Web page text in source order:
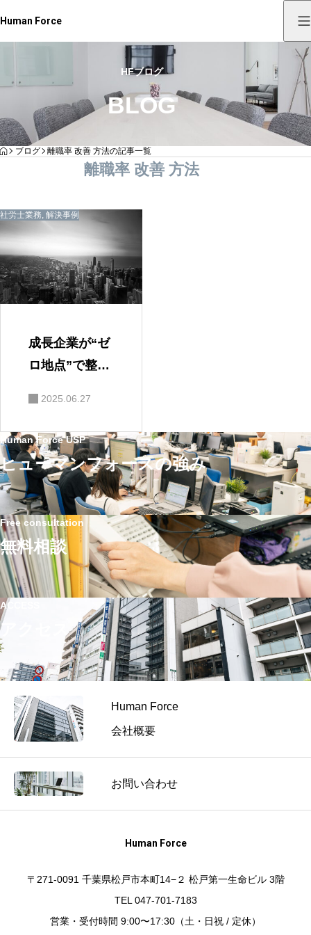
Human Force
HFブログ
BLOG
HOME
ブログ 離職率 改善 方法の記事一覧
離職率 改善 方法
社労士業務 解決事例
成長企業が“ゼ
ロ地点”で整え
労士事務所代
表が語る！組
織の土台とヒ
ューマンフォ
ースの支援に
ついて
2025.06.27
Human Force USP
ヒューマンフォースの強み
Free consultation
無料相談
ACCESS
アクセス
Human Force
会社概要
お問い合わせ
Human Force
〒271-0091 千葉県松戸市本町14−２ 松戸第一生命ビル 3階
TEL 047-701-7183
営業・受付時間 9:00〜17:30（土・日祝 / 定休）